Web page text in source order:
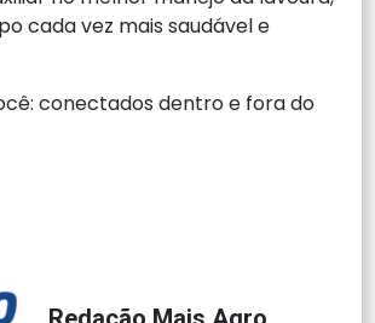
cada vez mais saudável e
conectados dentro e fora do